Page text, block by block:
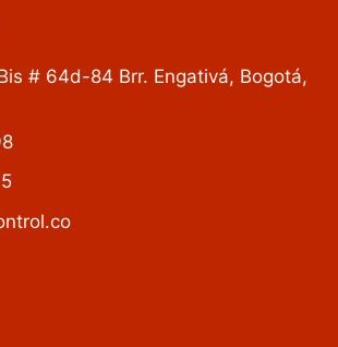
# 64d-84 Brr. Engativá, Bogotá,